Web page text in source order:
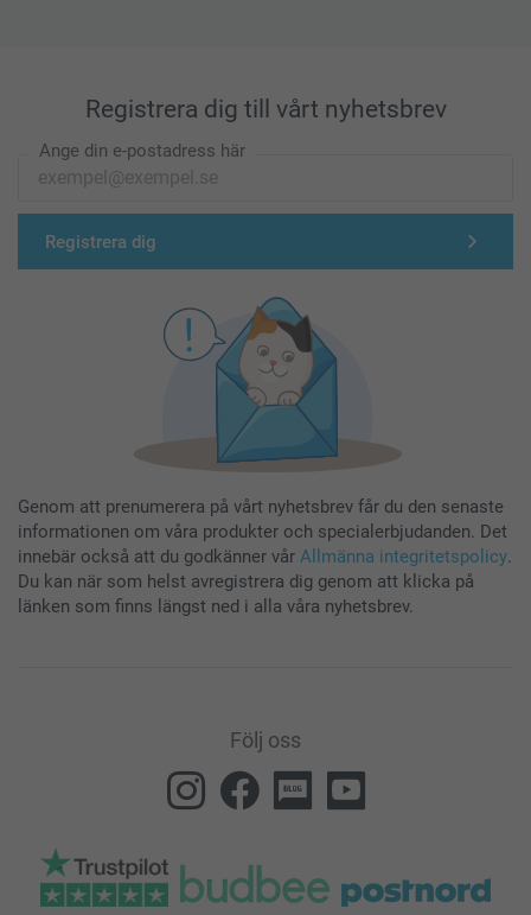
Registrera dig till vårt nyhetsbrev
Ange din e-postadress här
Registrera dig
Genom att prenumerera på vårt nyhetsbrev får du den senaste
informationen om våra produkter och specialerbjudanden. Det
innebär också att du godkänner vår Allmänna integritetspolicy.
Du kan när som helst avregistrera dig genom att klicka på
länken som finns längst ned i alla våra nyhetsbrev.
Följ oss